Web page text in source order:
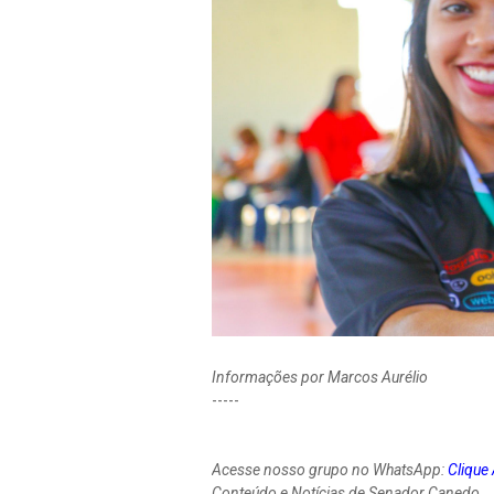
Informações por Marcos Aurélio
-----
Acesse nosso grupo no WhatsApp:Clique